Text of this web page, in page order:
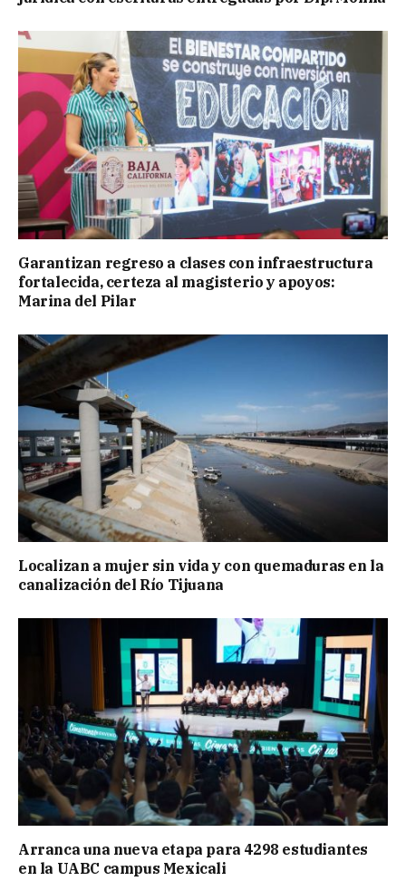
Garantizan regreso a clases con infraestructura
fortalecida, certeza al magisterio y apoyos:
Marina del Pilar
Localizan a mujer sin vida y con quemaduras en la
canalización del Río Tijuana
Arranca una nueva etapa para 4298 estudiantes
en la UABC campus Mexicali